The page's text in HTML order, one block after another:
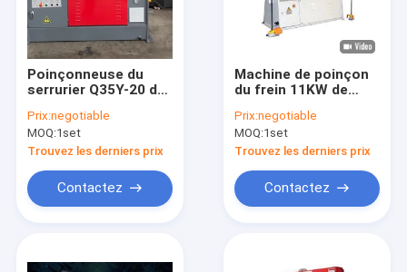
Poinçonneuse du
serrurier Q35Y-20 de
hydraulique de tôle
Prix:negotiable
MOQ:1set
Trouvez les derniers prix
Contactez
Machine de poinçon
du frein 11KW de
de la tête 120T et de
cisaillement
hydraulique multi
Prix:negotiable
MOQ:1set
Trouvez les derniers prix
Contactez